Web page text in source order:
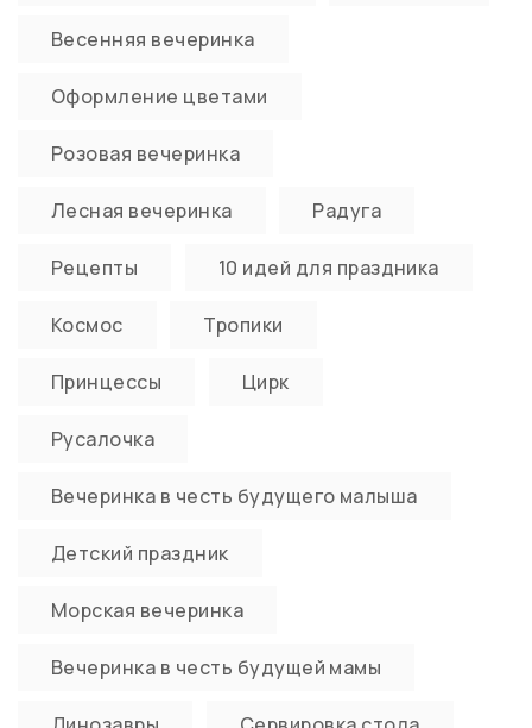
Весенняя вечеринка
Оформление цветами
Розовая вечеринка
Лесная вечеринка Радуга
Рецепты 10 идей для праздника
Космос Тропики
Принцессы Цирк
Русалочка
Вечеринка в честь будущего малыша
Детский праздник
Морская вечеринка
Вечеринка в честь будущей мамы